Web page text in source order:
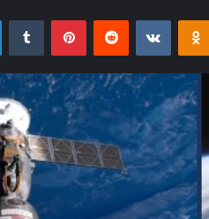
LinkedInTumblr PinterestReddit